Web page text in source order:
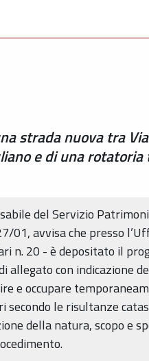
strada nuova tra
e di una
del Servizio
01, avvisa che presso
n. 20 - è depositato il
allegato con indicazione
e occupare
le risultanze
della natura, scopo e